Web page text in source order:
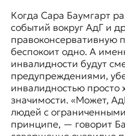
Когда Сара Баумгарт
событий вокруг АдГ и
правоконсервативную
беспокоит одно. А
инвалидности будут
предупреждениями,
инвалидностью просто
значимости. «Может,
людей с
принципе, — говорит